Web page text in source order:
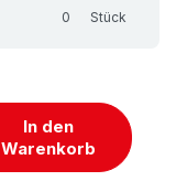
Stück
In den
Warenkorb